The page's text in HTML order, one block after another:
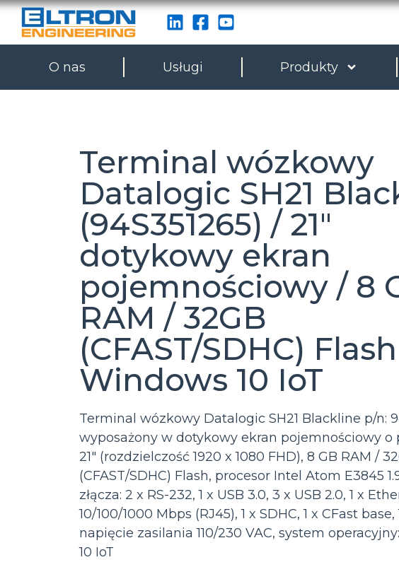
O nas Usługi Produkty
Terminal wózkowy
Datalogic SH21
(94S351265) / 21″
dotykowy ekran
pojemnościowy / 8
RAM / 32GB
(CFAST/SDHC)
Windows 10 IoT
Terminal wózkowy Datalogic SH21 Blackline p/n:
wyposażony w dotykowy ekran pojemnościowy o
21″ (rozdzielczość 1920 x 1080 FHD), 8 GB RAM /
(CFAST/SDHC) Flash, procesor Intel Atom E3845
złącza: 2 x RS-232, 1 x USB 3.0, 3 x USB 2.0, 1 x
10/100/1000 Mbps (RJ45), 1 x SDHC, 1 x CFast base,
napięcie zasilania 110/230 VAC, system
10 IoT